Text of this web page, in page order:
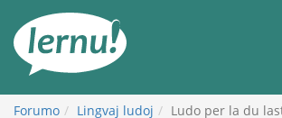
enhavo
Forumo Lingvaj ludoj Ludo per la du